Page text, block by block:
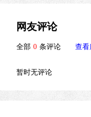
网友评论
全部 0 条评论 查
暂时无评论